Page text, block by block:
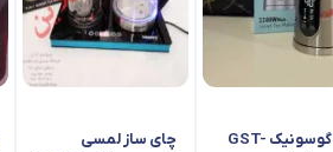
چای ساز گوسونیک GST-
چای ساز لمسی